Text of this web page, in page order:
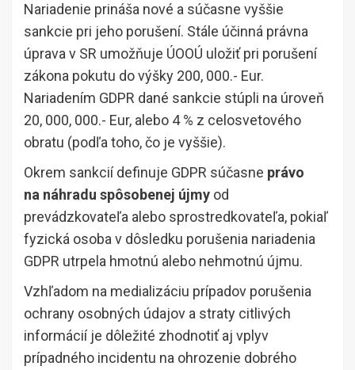
Nariadenie prináša nové a súčasne vyššie
sankcie pri jeho porušení. Stále účinná právna
úprava v SR umožňuje ÚOOÚ uložiť pri porušení
zákona pokutu do výšky 200, 000.- Eur.
Nariadením GDPR dané sankcie stúpli na úroveň
20, 000, 000.- Eur, alebo 4 % z celosvetového
obratu (podľa toho, čo je vyššie).
Okrem sankcií definuje GDPR súčasne právo
na náhradu spôsobenej újmy od
prevádzkovateľa alebo sprostredkovateľa, pokiaľ
fyzická osoba v dôsledku porušenia nariadenia
GDPR utrpela hmotnú alebo nehmotnú újmu.
Vzhľadom na medializáciu prípadov porušenia
ochrany osobných údajov a straty citlivých
informácií je dôležité zhodnotiť aj vplyv
prípadného incidentu na ohrozenie dobrého